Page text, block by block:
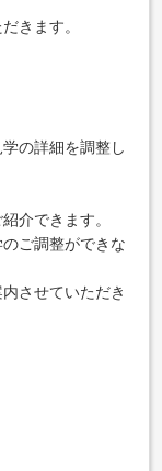
きます。
の詳細を調整し
介できます。
ご調整ができな
させていただき